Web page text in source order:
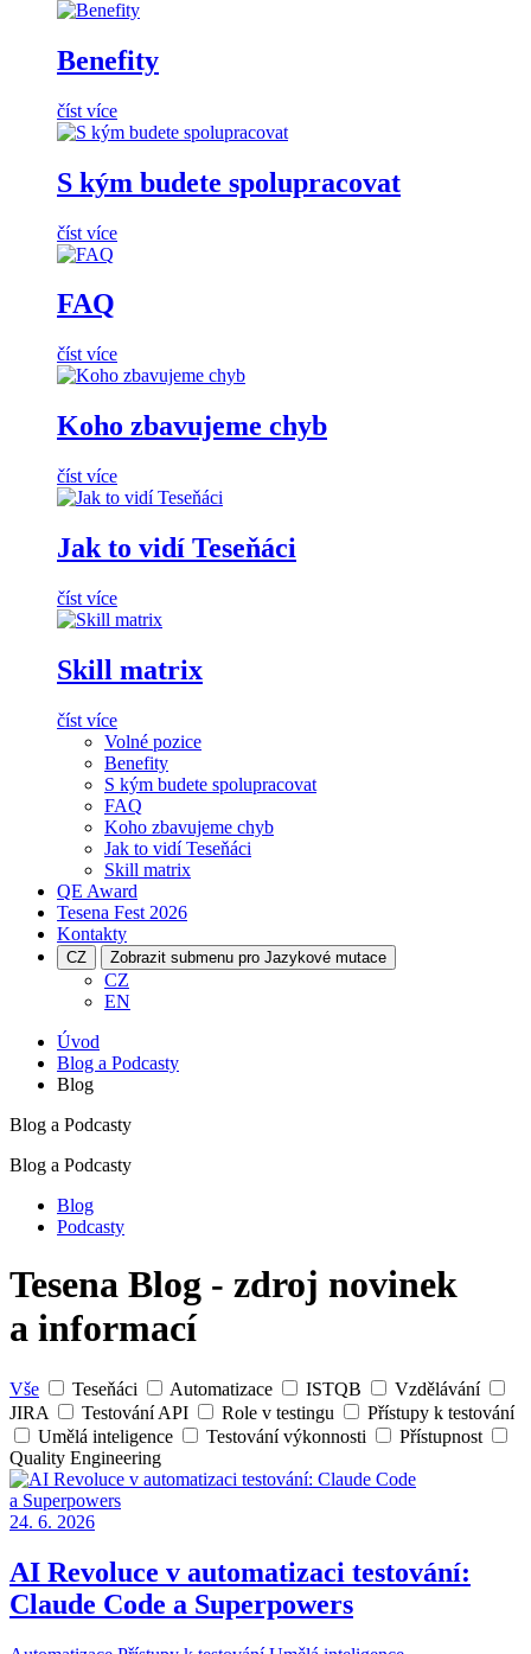
Benefity
číst více
S kým budete spolupracovat
číst více
FAQ
číst více
Koho zbavujeme chyb
číst více
Jak to vidí Teseňáci
číst více
Skill matrix
číst více
Volné pozice
Benefity
S kým budete spolupracovat
FAQ
Koho zbavujeme chyb
Jak to vidí Teseňáci
Skill matrix
QE Award
Tesena Fest 2026
Kontakty
CZ Zobrazit submenu pro Jazykové mutace
CZ
EN
Úvod
Blog a Podcasty
Blog
Blog a Podcasty
Blog a Podcasty
Blog
Podcasty
Tesena Blog - zdroj novinek
a informací
Vše Teseňáci Automatizace ISTQB
Vzdělávání
JIRA
Testování API Role v testingu
Přístupy k testování
Umělá inteligence
Testování výkonnosti
Přístupnost
Quality Engineering
24. 6. 2026
AI Revoluce v automatizaci testování:
Claude Code a Superpowers